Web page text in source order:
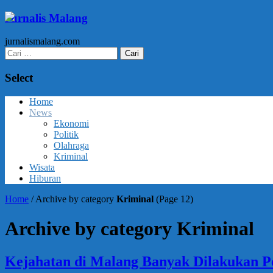
Jurnalis Malang
jurnalismalang.com
Cari
untuk:
Select
Home
News
Ekonomi
Politik
Olahraga
Kriminal
Wisata
Hiburan
Home /Archive by category Kriminal (Page 12)
Archive by category Kriminal
Kejahatan di Malang Banyak Dilakukan